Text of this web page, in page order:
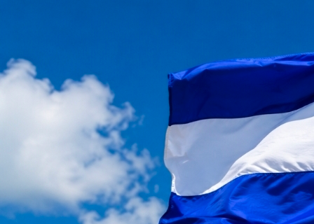
고 있다고 비판했다. 니카라과는 이를 "공격적이고 무책임한 발
언"이...